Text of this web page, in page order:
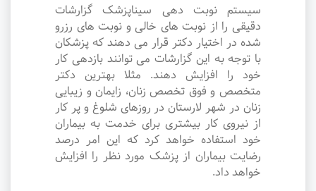
سیستم نوبت دهی سیناپزشک گزارشات
دقیقی را از نوبت های خالی و نوبت های رزرو
شده در اختیار دکتر قرار می دهند که پزشکان
با توجه به این گزارشات می توانند بازدهی کار
خود را افزایش دهند. مثلا بهترین دکتر
متخصص و فوق تخصص زنان، زایمان و زیبایی
زنان در شهر لارستان در روزهای شلوغ و پر کار
از نیروی کار بیشتری برای خدمت به بیماران
خود استفاده خواهد کرد که این امر درصد
رضایت بیماران از پزشک مورد نظر را افزایش
خواهد داد.